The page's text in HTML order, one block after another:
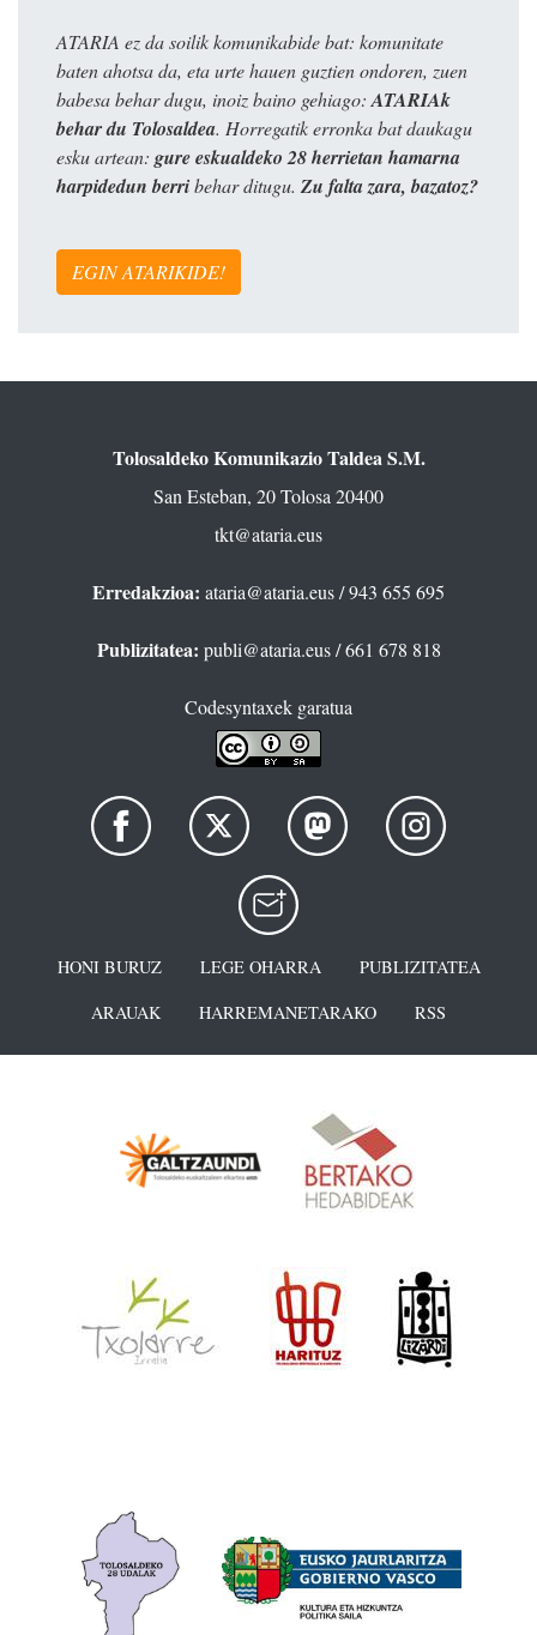
ATARIA ez da soilik komunikabide bat: komunitate
baten ahotsa da, eta urte hauen guztien ondoren, zuen
babesa behar dugu, inoiz baino gehiago: ATARIAk
behar du Tolosaldea. Horregatik erronka bat daukagu
esku artean: gure eskualdeko 28 herrietan hamarna
harpidedun berribehar ditugu. Zu falta zara, bazatoz?
EGIN ATARIKIDE!
Tolosaldeko Komunikazio Taldea S.M.
San Esteban, 20 Tolosa 20400
tkt@ataria.eus
Erredakzioa: ataria@ataria.eus/ 943 655 695
Publizitatea: publi@ataria.eus/ 661 678 818
Codesyntaxek garatua
HONI BURUZ LEGE OHARRA
PUBLIZITATEA
ARAUAK
HARREMANETARAKO RSS